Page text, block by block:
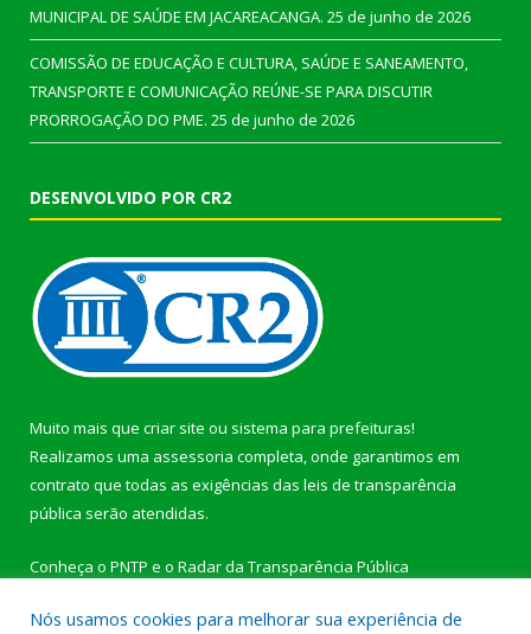
MUNICIPAL DE SAÚDE EM JACAREACANGA. 25 de junho de 2026
COMISSÃO DE EDUCAÇÃO E CULTURA, SAÚDE E SANEAMENTO,
TRANSPORTE E COMUNICAÇÃO REÚNE-SE PARA DISCUTIR
PRORROGAÇÃO DO PME. 25 de junho de 2026
DESENVOLVIDO POR CR2
Muito mais que criar site ou sistema para prefeituras!
Realizamos uma assessoria completa, onde garantimos em
contrato que todas as exigências das leis de transparência
pública serão atendidas.
Conheça o PNTP e o Radar da Transparência Pública
Nós usamos cookies para melhorar sua experiência de